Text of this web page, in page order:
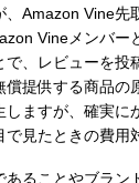
、Amazon Vine先
Vineメンバー
で、レビューを投
償提供する商品の
ますが、確実に
見たときの費用
あることやブラン